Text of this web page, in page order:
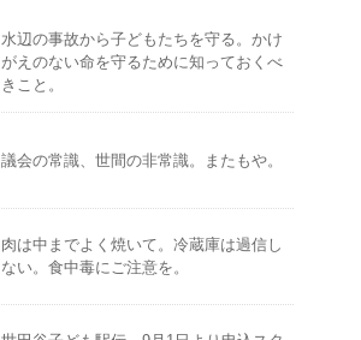
水辺の事故から子どもたちを守る。かけ
がえのない命を守るために知っておくべ
きこと。
議会の常識、世間の非常識。またもや。
肉は中までよく焼いて。冷蔵庫は過信し
ない。食中毒にご注意を。